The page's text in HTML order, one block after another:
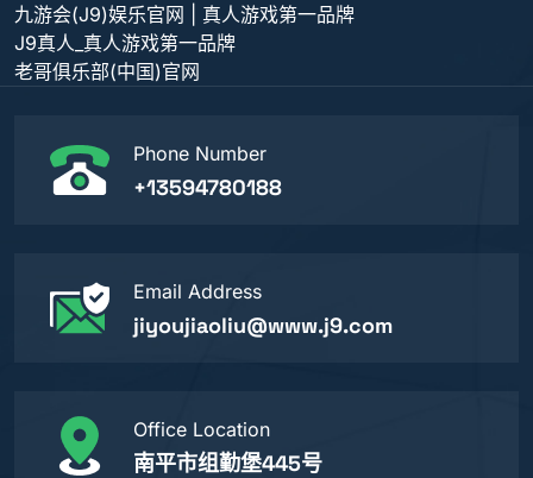
九游会(J9)娱乐官网 | 真人游戏第一品牌
J9真人_真人游戏第一品牌
老哥俱乐部(中国)官网
Phone Number
+13594780188
Email Address
jiyoujiaoliu@www.j9.com
Office Location
南平市组勤堡445号